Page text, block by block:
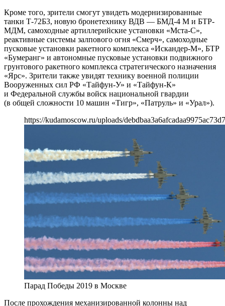
Кроме того, зрители смогут увидеть модернизированные
танки Т-72Б3, новую бронетехнику ВДВ — БМД-4 М и БТР-
МДМ, самоходные артиллерийские установки «Мста-С»,
реактивные системы залпового огня «Смерч», самоходные
пусковые установки ракетного комплекса «Искандер-М», БТР
«Бумеранг» и автономные пусковые установки подвижного
грунтового ракетного комплекса стратегического назначения
«Ярс». Зрители также увидят технику военной полиции
Вооруженных сил РФ «Тайфун-У» и «Тайфун-К»
и Федеральной службы войск национальной гвардии
(в общей сложности 10 машин «Тигр», «Патруль» и «Урал»).
https://kudamoscow.ru/uploads/
Парад Победы 2019 в Москве
После прохождения механизированной колонны над